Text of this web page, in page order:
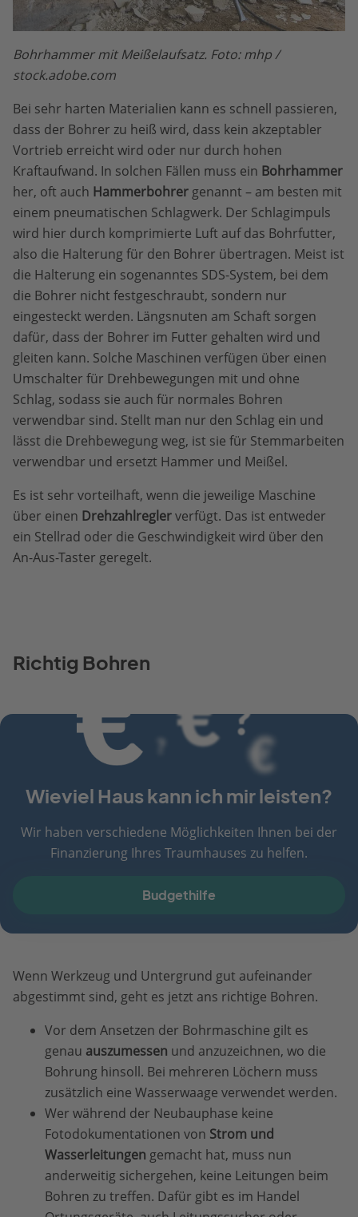
Bohrhammer mit Meißelaufsatz. Foto: mhp /
stock.adobe.com
Bei sehr harten Materialien kann es schnell passieren,
dass der Bohrer zu heiß wird, dass kein akzeptabler
Vortrieb erreicht wird oder nur durch hohen
Kraftaufwand. In solchen Fällen muss ein Bohrhammer
her, oft auch Hammerbohrer genannt – am besten mit
einem pneumatischen Schlagwerk. Der Schlagimpuls
wird hier durch komprimierte Luft auf das Bohrfutter,
also die Halterung für den Bohrer übertragen. Meist ist
die Halterung ein sogenanntes SDS-System, bei dem
die Bohrer nicht festgeschraubt, sondern nur
eingesteckt werden. Längsnuten am Schaft sorgen
dafür, dass der Bohrer im Futter gehalten wird und
gleiten kann. Solche Maschinen verfügen über einen
Umschalter für Drehbewegungen mit und ohne
Schlag, sodass sie auch für normales Bohren
verwendbar sind. Stellt man nur den Schlag ein und
lässt die Drehbewegung weg, ist sie für Stemmarbeiten
verwendbar und ersetzt Hammer und Meißel.
Es ist sehr vorteilhaft, wenn die jeweilige Maschine
über einen Drehzahlreglerverfügt. Das ist entweder
ein Stellrad oder die Geschwindigkeit wird über den
An-Aus-Taster geregelt.
Richtig Bohren
Wieviel Haus kann ich mir leisten?
Wir haben verschiedene Möglichkeiten Ihnen bei der
Finanzierung Ihres Traumhauses zu helfen.
Budgethilfe
Wenn Werkzeug und Untergrund gut aufeinander
abgestimmt sind, geht es jetzt ans richtige Bohren.
Vor dem Ansetzen der Bohrmaschine gilt es
genau auszumessen und anzuzeichnen, wo die
Bohrung hinsoll. Bei mehreren Löchern muss
zusätzlich eine Wasserwaage verwendet werden.
Wer während der Neubauphase keine
Fotodokumentationen von Strom und
Wasserleitungen gemacht hat, muss nun
anderweitig sichergehen, keine Leitungen beim
Bohren zu treffen. Dafür gibt es im Handel